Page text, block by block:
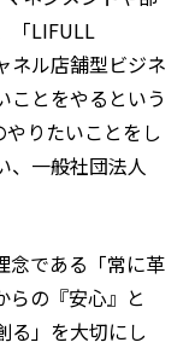
「LIFULL
ネル店舗型ビジネ
ことをやるという
りたいことをし
、一般社団法人
念である「常に革
らの『安心』と
る」を大切にし